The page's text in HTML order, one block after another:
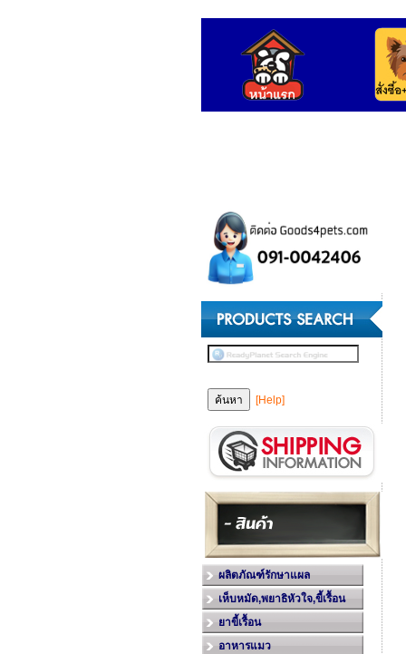
[Help]
ผลิตภัณฑ์รักษาแผล
เห็บหมัด,พยาธิหัวใจ,ขี้เรื้อน
ยาขี้เรื้อน
อาหารแมว